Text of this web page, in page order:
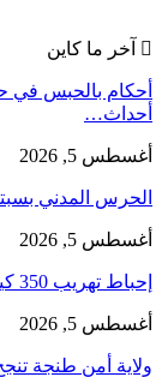
آخر ما كاين
أحكام بالحبس في
أحداث…
أغسطس 5, 2026
الحرس المدني
أغسطس 5, 2026
إحباط تهريب 350 كيلوغرامًا من الشيرا محشوة داخل قوالب…
أغسطس 5, 2026
ولاية أمن طنجة